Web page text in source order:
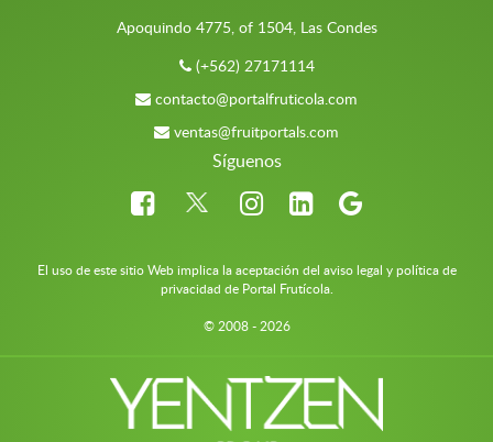
Apoquindo 4775, of 1504, Las Condes
(+562) 27171114
contacto@portalfruticola.com
ventas@fruitportals.com
Síguenos
El uso de este sitio Web implica la aceptación del aviso legal y política de
privacidad de Portal Frutícola.
© 2008 - 2026